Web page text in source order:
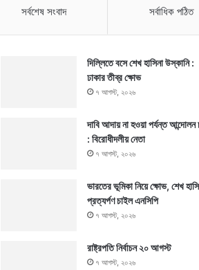
সর্বশেষ সংবাদ সর্বাধিক পঠিত
দিল্লিতে বসে শেখ হাসিনা উস্কানি :
ঢাকার তীব্র ক্ষোভ
৭ আগস্ট, ২০২৬
দাবি আদায় না হওয়া পর্যন্ত আন্দোলন
: বিরোধীদলীয় নেতা
৭ আগস্ট, ২০২৬
ভারতের ভূমিকা নিয়ে ক্ষোভ, শেখ
প্রত্যর্পণ চাইল এনসিপি
৭ আগস্ট, ২০২৬
রাষ্ট্রপতি নির্বাচন ২০ আগস্ট
৭ আগস্ট, ২০২৬